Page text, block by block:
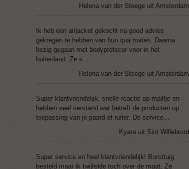
Helena van der Steege uit Amsterdam
Ik heb een airjacket gekocht na goed advies
gekregen te hebben van hun qua maten. Daarna
bezig gegaan met bodyprotecor voor in het
buitenland. Ze s...
Helena van der Steege uit Amsterdam
Super klantvriendelijk, snelle reactie op mailtje en
hebben veel verstand wat betreft de producten op
toepassing van je paard of ruiter. De service...
Kyara uit Sint Willebrord
Super service en heel klantvriendelijk! Borsttuig
besteld maar ik twijfelde toch over de maat. Ze